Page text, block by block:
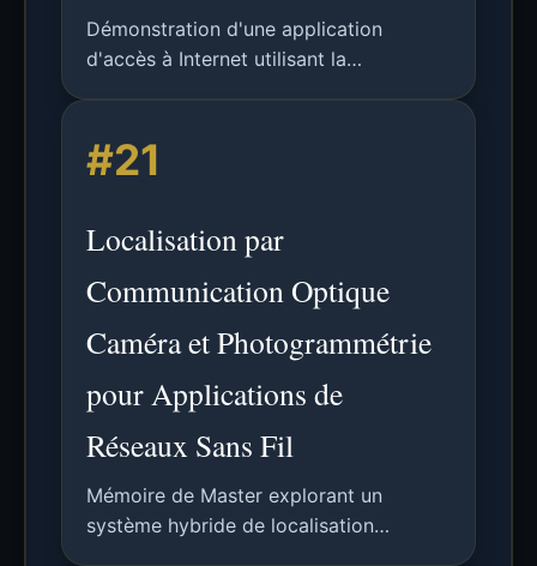
Démonstration d'une application
d'accès à Internet utilisant la
permettant aux smartphones de
décoder des signaux optiques
sites web correspondants.
#21
Localisation par
Communication Optique
Caméra et Photogrammétrie
pour Applications de
Réseaux Sans Fil
Mémoire de Master explorant un
système hybride de localisation